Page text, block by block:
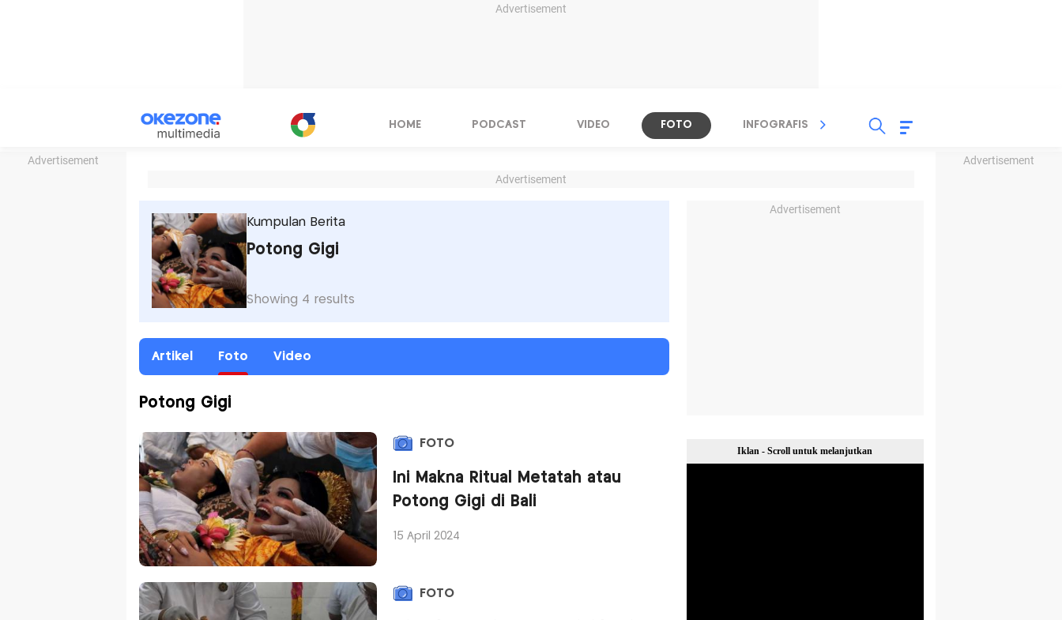
Advertisement
Advertisement Advertisement
HOME PODCAST VIDEO FOTO INFOGRAFIS TV STREAMING
Advertisement
Kumpulan Berita
Potong Gigi
Showing 4 results
Artikel Foto Video
Potong Gigi
FOTO
Ini Makna Ritual Metatah atau
Potong Gigi di Bali
15 April 2024
FOTO
Advertisement
Iklan - Scroll untuk melanjutkan